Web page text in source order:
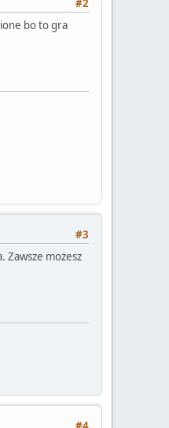
bo to gra
#3
Zawsze możesz